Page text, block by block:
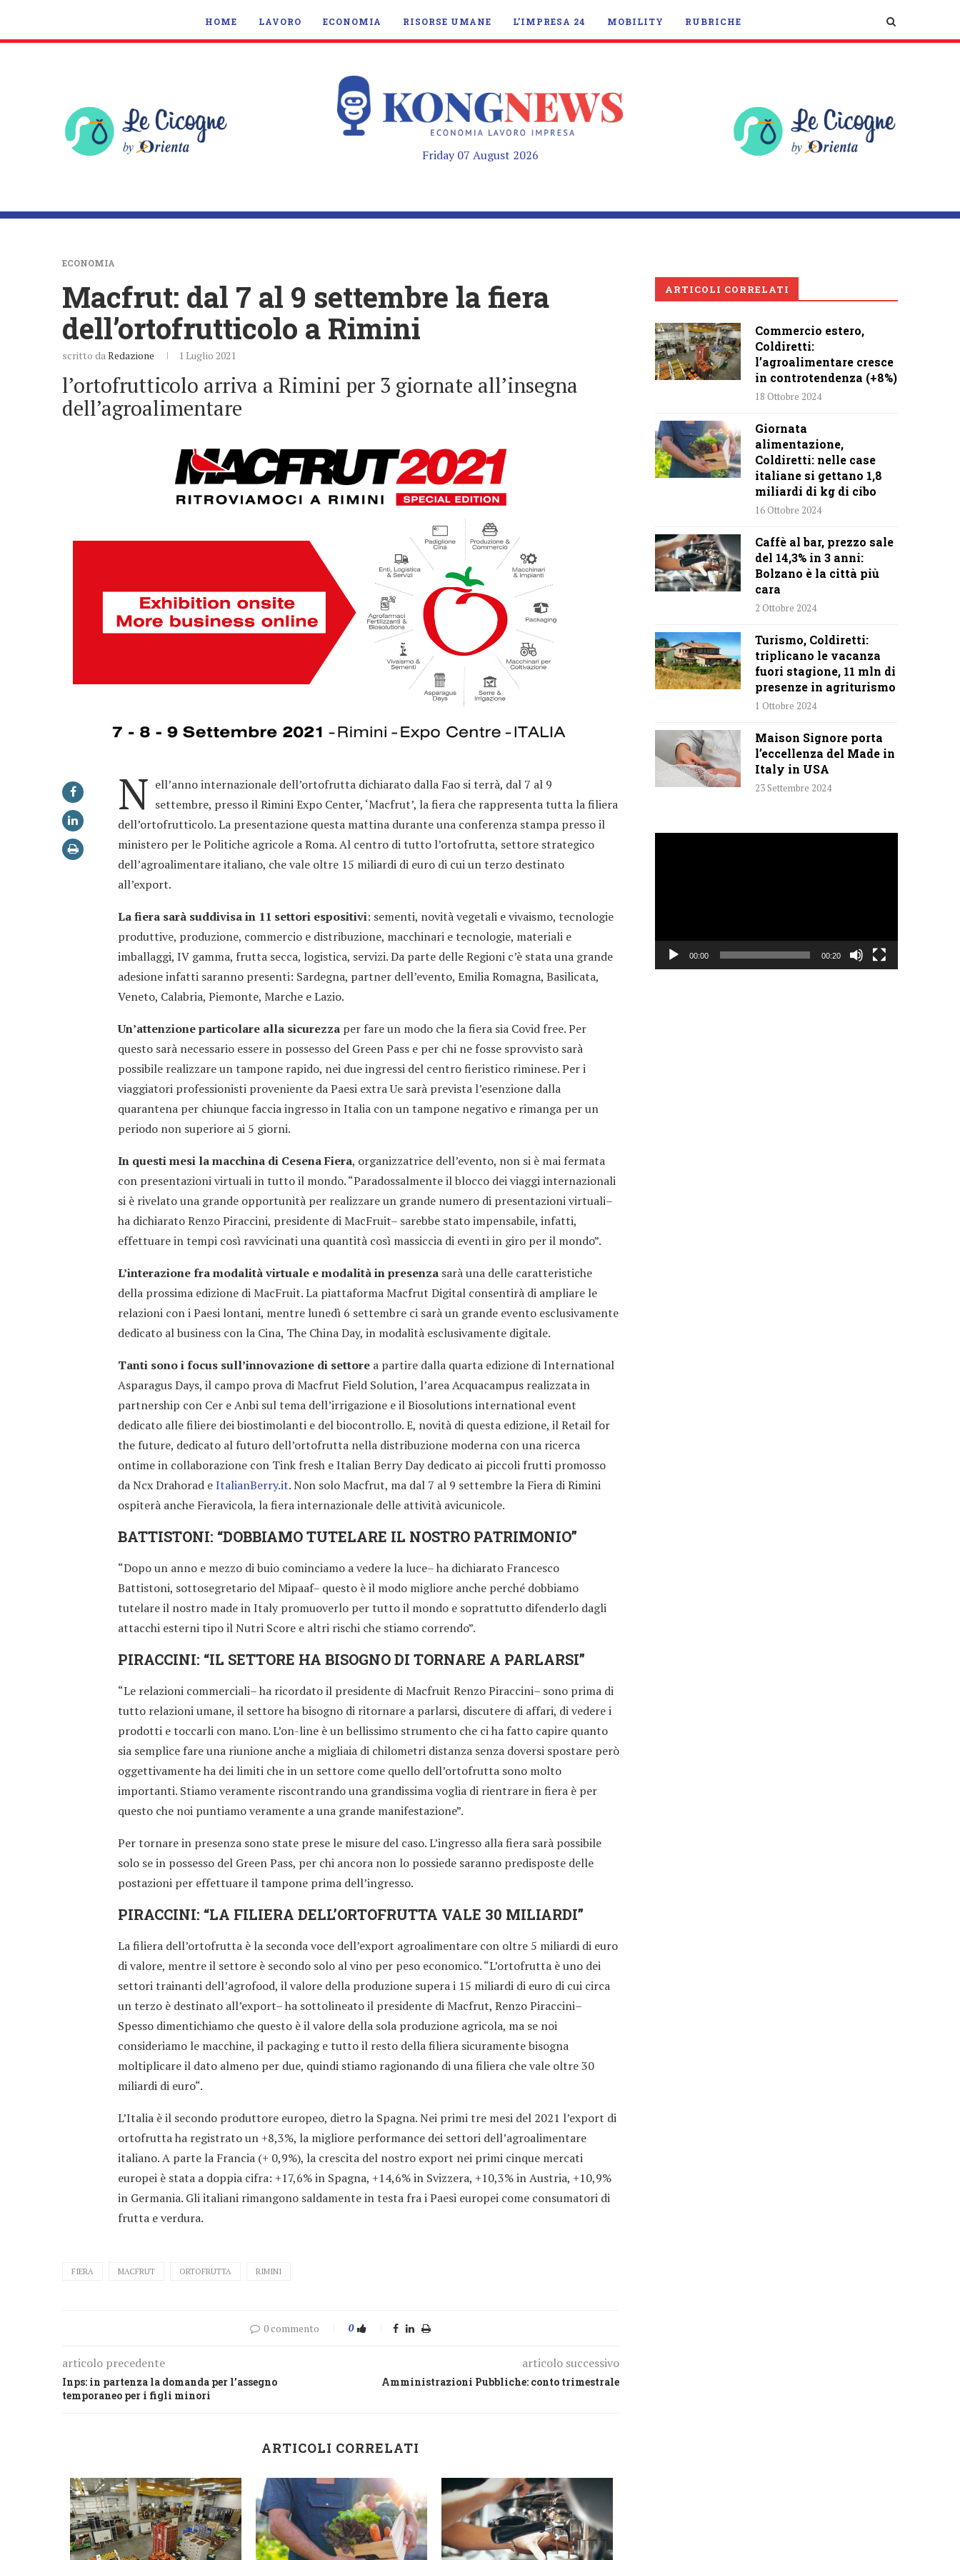
HOME LAVORO ECONOMIA RISORSE UMANE L’IMPRESA 24 MOBILITY RUBRICHE
Friday 07 August 2026
ECONOMIA
Macfrut: dal 7 al 9 settembre la fiera
dell’ortofrutticolo a Rimini
scritto daRedazione 1 Luglio 2021
l’ortofrutticolo arriva a Rimini per 3 giornate all’insegna
dell’agroalimentare
N ell’anno internazionale dell’ortofrutta dichiarato dalla Fao si terrà, dal 7 al 9
settembre, presso il Rimini Expo Center, ‘Macfrut’, la fiera che rappresenta tutta la filiera
dell’ortofrutticolo. La presentazione questa mattina durante una conferenza stampa presso il
ministero per le Politiche agricole a Roma. Al centro di tutto l’ortofrutta, settore strategico
dell’agroalimentare italiano, che vale oltre 15 miliardi di euro di cui un terzo destinato
all’export.
La fiera sarà suddivisa in 11 settori espositivi: sementi, novità vegetali e vivaismo, tecnologie
produttive, produzione, commercio e distribuzione, macchinari e tecnologie, materiali e
imballaggi, IV gamma, frutta secca, logistica, servizi. Da parte delle Regioni c’è stata una grande
adesione infatti saranno presenti: Sardegna, partner dell’evento, Emilia Romagna, Basilicata,
Veneto, Calabria, Piemonte, Marche e Lazio.
Un’attenzione particolare alla sicurezzaper fare un modo che la fiera sia Covid free. Per
questo sarà necessario essere in possesso del Green Pass e per chi ne fosse sprovvisto sarà
possibile realizzare un tampone rapido, nei due ingressi del centro fieristico riminese. Per i
viaggiatori professionisti proveniente da Paesi extra Ue sarà prevista l’esenzione dalla
quarantena per chiunque faccia ingresso in Italia con un tampone negativo e rimanga per un
periodo non superiore ai 5 giorni.
In questi mesi la macchina di Cesena Fiera, organizzatrice dell’evento, non si è mai fermata
con presentazioni virtuali in tutto il mondo. “Paradossalmente il blocco dei viaggi internazionali
si è rivelato una grande opportunità per realizzare un grande numero di presentazioni virtuali–
ha dichiarato Renzo Piraccini, presidente di MacFruit– sarebbe stato impensabile, infatti,
effettuare in tempi così ravvicinati una quantità così massiccia di eventi in giro per il mondo”.
L’interazione fra modalità virtuale e modalità in presenza sarà una delle caratteristiche
della prossima edizione di MacFruit. La piattaforma Macfrut Digital consentirà di ampliare le
relazioni con i Paesi lontani, mentre lunedì 6 settembre ci sarà un grande evento esclusivamente
dedicato al business con la Cina, The China Day, in modalità esclusivamente digitale.
Tanti sono i focus sull’innovazione di settorea partire dalla quarta edizione di International
Asparagus Days, il campo prova di Macfrut Field Solution, l’area Acquacampus realizzata in
partnership con Cer e Anbi sul tema dell’irrigazione e il Biosolutions international event
dedicato alle filiere dei biostimolanti e del biocontrollo. E, novità di questa edizione, il Retail for
the future, dedicato al futuro dell’ortofrutta nella distribuzione moderna con una ricerca
ontime in collaborazione con Tink fresh e Italian Berry Day dedicato ai piccoli frutti promosso
da Ncx Drahorad eItalianBerry.it. Non solo Macfrut, ma dal 7 al 9 settembre la Fiera di Rimini
ospiterà anche Fieravicola, la fiera internazionale delle attività avicunicole.
BATTISTONI: “DOBBIAMO TUTELARE IL NOSTRO PATRIMONIO”
“Dopo un anno e mezzo di buio cominciamo a vedere la luce– ha dichiarato Francesco
Battistoni, sottosegretario del Mipaaf– questo è il modo migliore anche perché dobbiamo
tutelare il nostro made in Italy promuoverlo per tutto il mondo e soprattutto difenderlo dagli
attacchi esterni tipo il Nutri Score e altri rischi che stiamo correndo”.
PIRACCINI: “IL SETTORE HA BISOGNO DI TORNARE A PARLARSI”
“Le relazioni commerciali– ha ricordato il presidente di Macfruit Renzo Piraccini– sono prima di
tutto relazioni umane, il settore ha bisogno di ritornare a parlarsi, discutere di affari, di vedere i
prodotti e toccarli con mano. L’on-line è un bellissimo strumento che ci ha fatto capire quanto
sia semplice fare una riunione anche a migliaia di chilometri distanza senza doversi spostare però
oggettivamente ha dei limiti che in un settore come quello dell’ortofrutta sono molto
importanti. Stiamo veramente riscontrando una grandissima voglia di rientrare in fiera è per
questo che noi puntiamo veramente a una grande manifestazione”.
Per tornare in presenza sono state prese le misure del caso. L’ingresso alla fiera sarà possibile
solo se in possesso del Green Pass, per chi ancora non lo possiede saranno predisposte delle
postazioni per effettuare il tampone prima dell’ingresso.
PIRACCINI: “LA FILIERA DELL’ORTOFRUTTA VALE 30 MILIARDI”
La filiera dell’ortofrutta è la seconda voce dell’export agroalimentare con oltre 5 miliardi di euro
di valore, mentre il settore è secondo solo al vino per peso economico. “L’ortofrutta è uno dei
settori trainanti dell’agrofood, il valore della produzione supera i 15 miliardi di euro di cui circa
un terzo è destinato all’export– ha sottolineato il presidente di Macfrut, Renzo Piraccini–
Spesso dimentichiamo che questo è il valore della sola produzione agricola, ma se noi
consideriamo le macchine, il packaging e tutto il resto della filiera sicuramente bisogna
moltiplicare il dato almeno per due, quindi stiamo ragionando di una filiera che vale oltre 30
miliardi di euro“.
L’Italia è il secondo produttore europeo, dietro la Spagna. Nei primi tre mesi del 2021 l’export di
ortofrutta ha registrato un +8,3%, la migliore performance dei settori dell’agroalimentare
italiano. A parte la Francia (+ 0,9%), la crescita del nostro export nei primi cinque mercati
europei è stata a doppia cifra: +17,6% in Spagna, +14,6% in Svizzera, +10,3% in Austria, +10,9%
in Germania. Gli italiani rimangono saldamente in testa fra i Paesi europei come consumatori di
frutta e verdura.
FIERA MACFRUT ORTOFRUTTA RIMINI
0 commento 0
articolo precedente
Inps: in partenza la domanda per l’assegno
temporaneo per i figli minori
articolo successivo
Amministrazioni Pubbliche: conto trimestrale
ARTICOLI CORRELATI
ARTICOLI CORRELATI
Commercio estero,
Coldiretti:
l’agroalimentare cresce
in controtendenza (+8%)
18 Ottobre 2024
Giornata
alimentazione,
Coldiretti: nelle case
italiane si gettano 1,8
miliardi di kg di cibo
16 Ottobre 2024
Caffè al bar, prezzo sale
del 14,3% in 3 anni:
Bolzano è la città più
cara
2 Ottobre 2024
Turismo, Coldiretti:
triplicano le vacanza
fuori stagione, 11 mln di
presenze in agriturismo
1 Ottobre 2024
Maison Signore porta
l’eccellenza del Made in
Italy in USA
23 Settembre 2024
00:00 00:20